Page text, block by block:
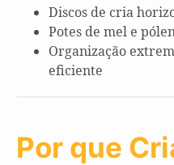
Discos de cria
Potes de mel e
Organização
eficiente
Por que